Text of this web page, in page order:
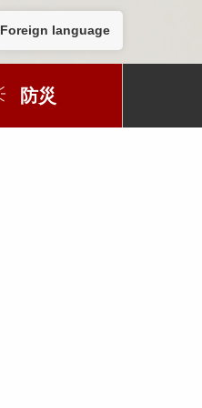
Foreign language
防災